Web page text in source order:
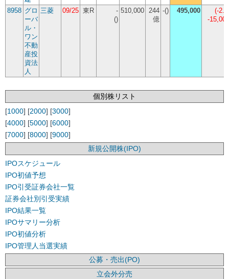
8958 グロ
ーバ
ル・
ワン
不動
産投
資法
人
三菱 09/25 東R
-
()
510,000 244
億
-() 495,000 (-
-
個別株リスト
[1000] [2000] [3000]
[4000] [5000] [6000]
[7000] [8000] [9000]
新規公開株(IPO)
IPOスケジュール
IPO初値予想
IPO引受証券会社一覧
証券会社別引受実績
IPO結果一覧
IPOサマリー分析
IPO初値分析
IPO管理人当選実績
公募・売出(PO)
立会外分売